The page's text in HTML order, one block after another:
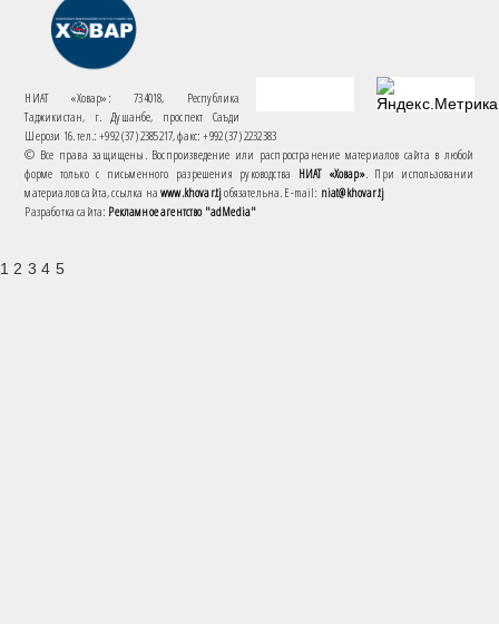
НИАТ «Ховар»: 734018, Республика
Таджикистан, г. Душанбе, проспект Саъди
Шерози 16. тел.: +992 (37) 2385217, факс: +992 (37) 2232383
© Все права защищены. Воспроизведение или распространение материалов сайта в любой
форме только с письменного разрешения руководства НИАТ «Ховар». При использовании
материалов сайта, ссылка наwww.khovar.tjобязательна. E-mail: niat@khovar.tj
Разработка сайта: Рекламное агентство "adMedia"
1 2 3 4 5